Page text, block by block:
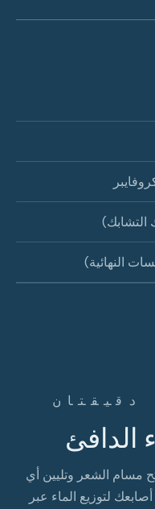
التشابك)
النهائية)
دقيقتان
الدافئ
مسام الشعر وتليين أي
لتوزيع الماء عبر